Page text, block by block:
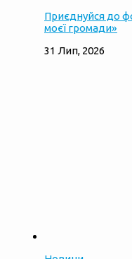
Приєднуйся до
моєї громади»
31 Лип, 2026